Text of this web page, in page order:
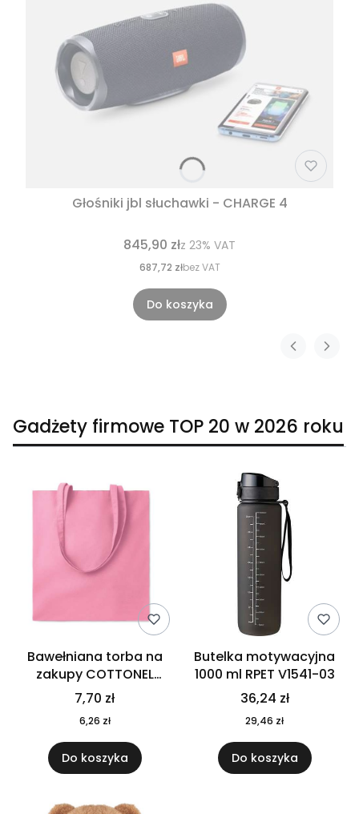
Głośniki jbl słuchawki - CHARGE 4
845,90 złz 23% VAT
687,72 złbez VAT
Do koszyka
Gadżety firmowe TOP 20 w 2026 roku
Bawełniana torba na
zakupy COTTONEL
COLOUR++ MO9846-11
7,70 zł
6,26 zł
Do koszyka
Butelka motywacyjna
1000 ml RPET V1541-03
36,24 zł
29,46 zł
Do koszyka